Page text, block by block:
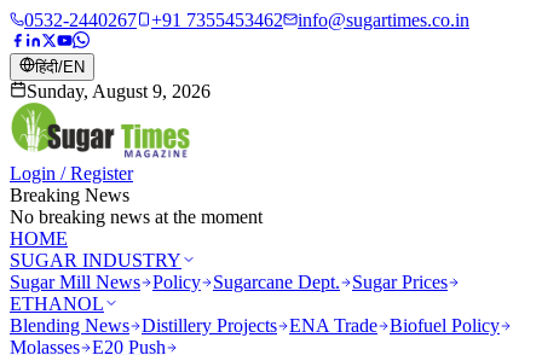
0532-2440267 +91 7355453462 info@sugartimes.co.in
हिंदी/EN
Sunday, August 9, 2026
Login / Register
Breaking News
No breaking news at the moment
HOME
SUGAR INDUSTRY
Sugar Mill News Policy Sugarcane Dept.
Sugar Prices
ETHANOL
Blending News Distillery Projects ENA Trade Biofuel Policy
Molasses E20 Push